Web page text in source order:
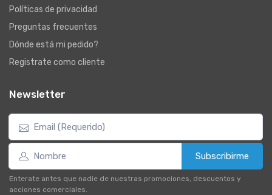
Políticas de privacidad
Preguntas frecuentes
Dónde está mi pedido?
Registrate como cliente
Newsletter
Subscribirme
Enterate antes que nadie de nuestras promociones, descuentos y
acciones comerciales.